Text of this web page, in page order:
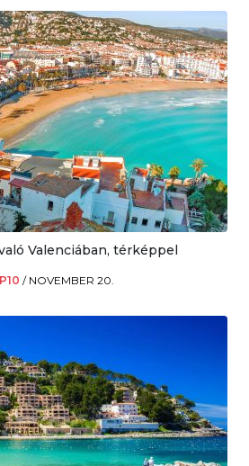
Valenciában, térképpel
/ NOVEMBER 20.